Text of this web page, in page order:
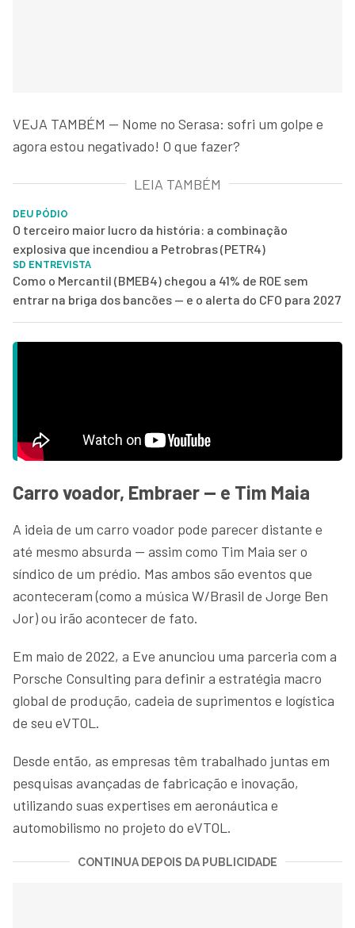
VEJA TAMBÉM — Nome no Serasa: sofri um golpe e
agora estou negativado! O que fazer?
LEIA TAMBÉM
DEU PÓDIO
O terceiro maior lucro da história: a combinação
explosiva que incendiou a Petrobras (PETR4)
SD ENTREVISTA
Como o Mercantil (BMEB4) chegou a 41% de ROE sem
entrar na briga dos bancões — e o alerta do CFO para 2027
Carro voador, Embraer — e Tim Maia
A ideia de um carro voador pode parecer distante e
até mesmo absurda — assim como Tim Maia ser o
síndico de um prédio. Mas ambos são eventos que
aconteceram (como a música W/Brasil de Jorge Ben
Jor) ou irão acontecer de fato.
Em maio de 2022, a Eve anunciou uma parceria com a
Porsche Consulting para definir a estratégia macro
global de produção, cadeia de suprimentos e logística
de seu eVTOL.
Desde então, as empresas têm trabalhado juntas em
pesquisas avançadas de fabricação e inovação,
utilizando suas expertises em aeronáutica e
automobilismo no projeto do eVTOL.
CONTINUA DEPOIS DA PUBLICIDADE